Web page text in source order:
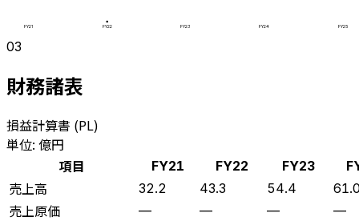
FY21 FY22 FY23 FY24 FY25
03
財務諸表
損益計算書 (PL)
単位: 億円
項目
FY21 FY22 FY23
売上高 32.2 43.3 54.4
売上原価 — — — —